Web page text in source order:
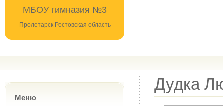
МБОУ гимназия №3
Пролетарск Ростовская область
Меню
Дудка